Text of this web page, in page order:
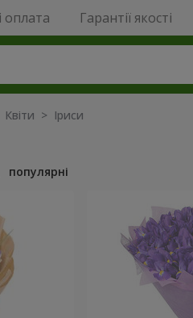
оплата Гарантії якості
Квіти > Іриси
популярні